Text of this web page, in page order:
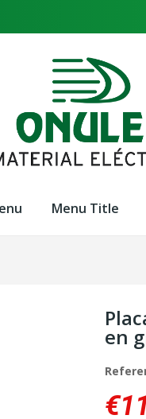
Menu Title
en